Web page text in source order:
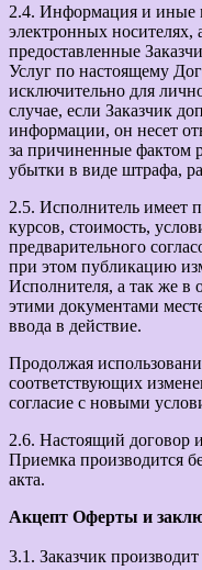
2.4. Информация и иные
электронных носителях,
предоставленные
Услуг по настоящему
исключительно для
случае, если Заказчик
информации, он несет
за причиненные фактом
убытки в виде штрафа,
2.5. Исполнитель имеет
курсов, стоимость,
предварительного
при этом публикацию
Исполнителя, а так же в
этими документами
ввода в действие.
Продолжая
соответствующих
согласие с новыми
2.6. Настоящий договор
Приемка производится
акта.
Акцепт Оферты и
3.1. Заказчик